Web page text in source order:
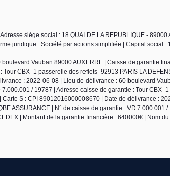
siège social : 18 QUAI DE LA REPUBLIQUE - 89000
juridique : Société par actions simplifiée | Capital social :
Vauban 89000 AUXERRE | Caisse de garantie
CBX- 1 passerelle des reflets- 92913 PARIS LA
: 2022-06-08 | Lieu de délivrance : 60 boulevard
/ 19787 | Adresse caisse de garantie : Tour CBX-
S : CPI 89012016000008670 | Date de délivrance :
ASSURANCE | N° de caisse de garantie : VD 7.000.001 /
| Montant de la garantie financière : 640000€ | Nom